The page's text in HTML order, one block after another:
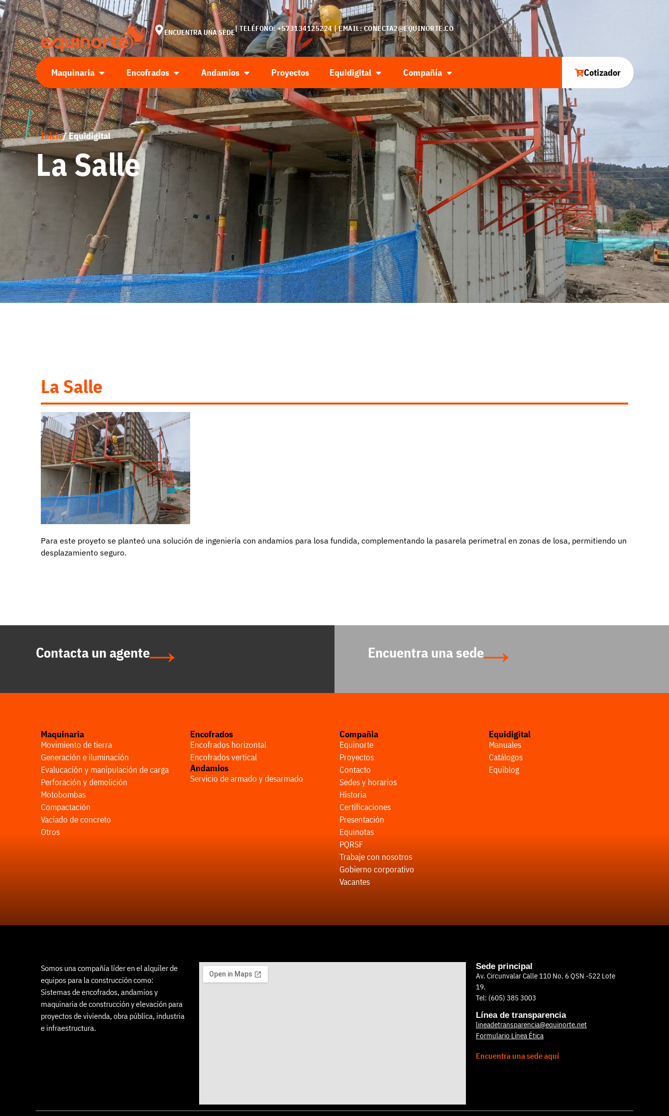
ENCUENTRA UNA SEDE| TELÉFONO: +573134125224 | EMAIL:CONECTA2@EQUINORTE.CO
Maquinaria Encofrados Andamios Proyectos Equidigital Compañía Cotizador
Inicio/ Equidigital
La Salle
La Salle
Para este proyeto se planteó una solución de ingeniería con andamios para losa fundida, complementando la pasarela perimetral en zonas de losa, permitiendo un
desplazamiento seguro.
Contacta un agente Encuentra una sede
Maquinaria
Movimiento de tierra
Generación e iluminación
Evalucación y manipulación de carga
Perforación y demolición
Motobombas
Compactación
Vaciado de concreto
Otros
Encofrados
Encofrados horizontal
Encofrados vertical
Andamios
Servicio de armado y desarmado
Compañia
Equinorte
Proyectos
Contacto
Sedes y horarios
Historia
Certificaciones
Presentación
Equinotas
PQRSF
Trabaje con nosotros
Gobierno corporativo
Vacantes
Equidigital
Manuales
Catálogos
Equiblog
Somos una compañía líder en el alquiler de
equipos para la construcción como:
Sistemas de encofrados, andamios y
maquinaria de construcción y elevación para
proyectos de vivienda, obra pública, industria
e infraestructura.
Sede principal
Av. Circunvalar Calle 110 No. 6 QSN -522 Lote
19.
Tel: (605) 385 3003
Línea de transparencia
lineadetransparencia@equinorte.net
Formulario Línea Ética
Encuentra una sede aquí